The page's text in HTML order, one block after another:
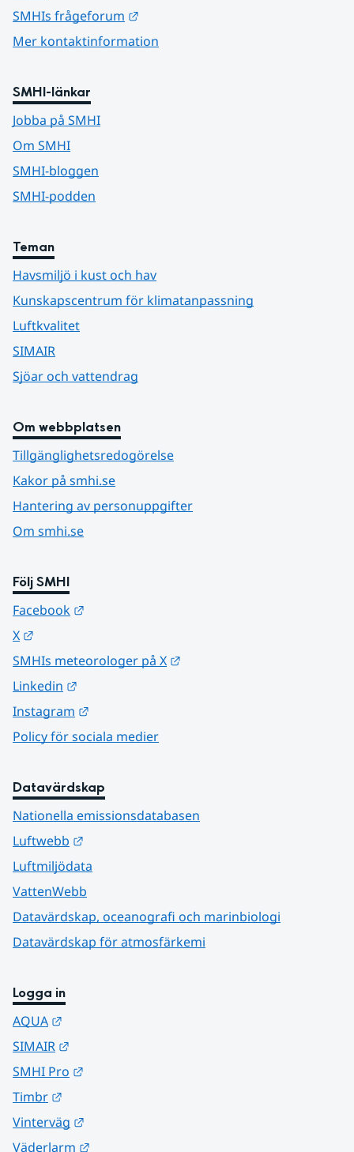
SMHIs frågeforum
Mer kontaktinformation
SMHI-länkar
Jobba på SMHI
Om SMHI
SMHI-bloggen
SMHI-podden
Teman
Havsmiljö i kust och hav
Kunskapscentrum för klimatanpassning
Luftkvalitet
SIMAIR
Sjöar och vattendrag
Om webbplatsen
Tillgänglighetsredogörelse
Kakor på smhi.se
Hantering av personuppgifter
Om smhi.se
Följ SMHI
Facebook
X
SMHIs meteorologer på X
Linkedin
Instagram
Policy för sociala medier
Datavärdskap
Nationella emissionsdatabasen
Luftwebb
Luftmiljödata
VattenWebb
Datavärdskap, oceanografi och marinbiologi
Datavärdskap för atmosfärkemi
Logga in
AQUA
SIMAIR
SMHI Pro
Timbr
Vinterväg
Väderlarm